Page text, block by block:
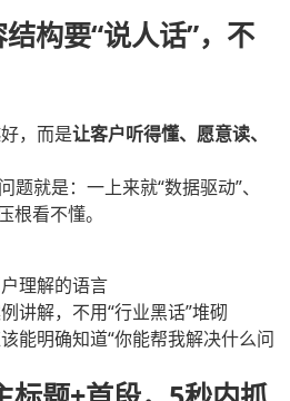
构要“说人话”，不
，而是让客户听得懂、愿意读、
就是：一上来就“数据驱动”、
根看不懂。
理解的语言
讲解，不用“行业黑话”堆砌
能明确知道“你能帮我解决什么问